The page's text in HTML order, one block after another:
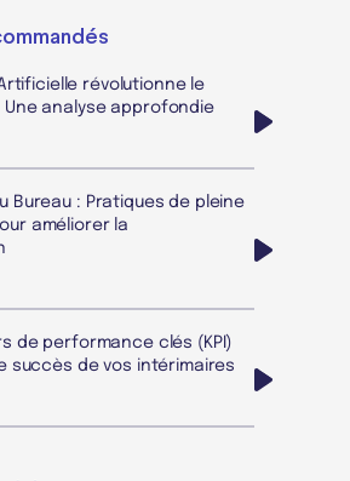
révolutionne le
analyse approfondie
Bureau : Pratiques de pleine
améliorer la
de performance clés (KPI)
succès de vos intérimaires